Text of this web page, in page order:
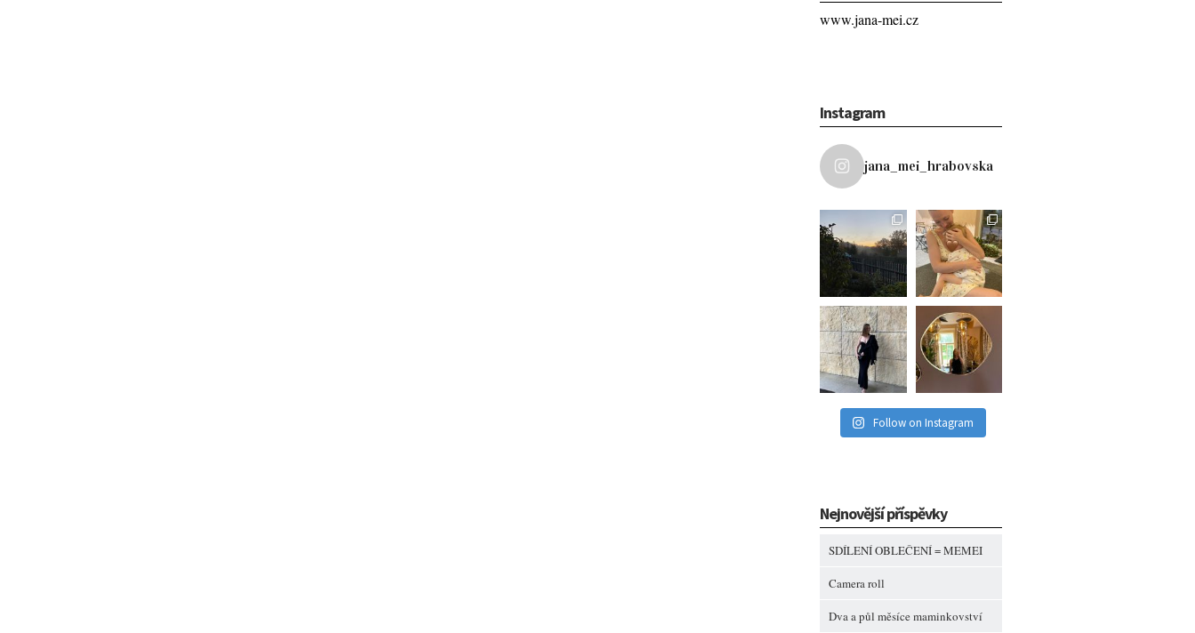
www.jana-mei.cz
Instagram
jana_mei_hrabovska
Follow on Instagram
Nejnovější příspěvky
SDÍLENÍ OBLEČENÍ = MEMEI
Camera roll
Dva a půl měsíce maminkovství